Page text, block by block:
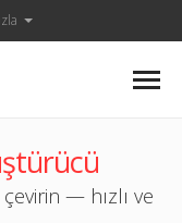
çevirin — hızlı ve